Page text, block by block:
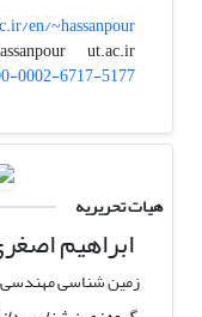
en/~hassanpour
hassanpour
ut.ac.ir
0002-6717-5177
هیات تحریریه
ابراهیم
زمین شناسی مهندسی